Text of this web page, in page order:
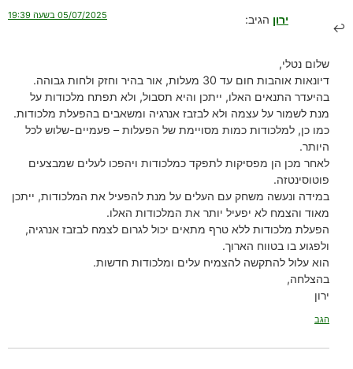
ירון הגיב: 05/07/2025 בשעה 19:39
שלום נטלי,
דיונאות אוהבות חום עד 30 מעלות, אור בהיר וחזק ולחות גבוהה.
בהיעדר התנאים האלו, ייתכן והיא תסבול, ולא תפתח מלכודות על
מנת לשמור על עצמה ולא לבזבז אנרגיה ומשאבים בהפעלת מלכודות.
כמו כן, למלכודות כמות מסויימת של הפעלות – פעמיים-שלוש לכל
היותר.
לאחר מכן הן מפסיקות לתפקד כמלכודות ויהפכו לעלים שמבצעים
פוטוסינטזה.
במידה ונעשה משחק עם העלים על מנת להפעיל את המלכודות, ייתכן
מאוד והצמח לא יפעיל יותר את המלכודות האלו.
הפעלת מלכודות ללא טרף מתאים יכול לגרום לצמח לבזבז אנרגיה,
ולפגוע בו בטווח הארוך.
הוא עלול להתקשה להצמיח עלים ומלכודות חדשות.
בהצלחה,
ירון
הגב